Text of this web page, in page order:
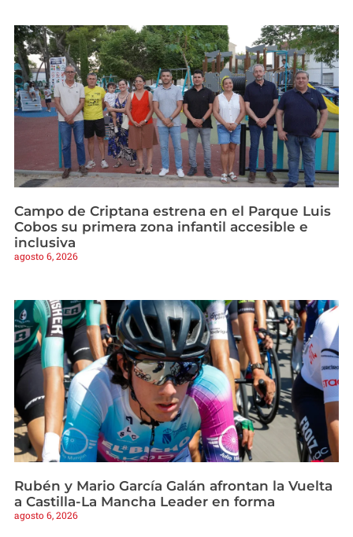
Campo de Criptana estrena en el Parque Luis
Cobos su primera zona infantil accesible e
inclusiva
agosto 6, 2026
Rubén y Mario García Galán afrontan la Vuelta
a Castilla-La Mancha Leader en forma
agosto 6, 2026